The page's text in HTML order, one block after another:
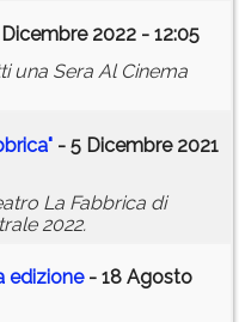
2022 - 12:05
una Sera Al Cinema
- 5 Dicembre 2021
La Fabbrica di
2022.
edizione- 18 Agosto